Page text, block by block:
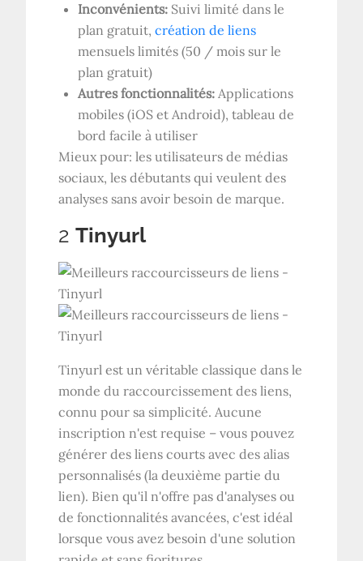
Inconvénients: Suivi limité dans le
plan gratuit,création de liens
mensuels limités (50 / mois sur le
plan gratuit)
Autres fonctionnalités: Applications
mobiles (iOS et Android), tableau de
bord facile à utiliser
Mieux pour: les utilisateurs de médias
sociaux, les débutants qui veulent des
analyses sans avoir besoin de marque.
2Tinyurl
Tinyurl est un véritable classique dans le
monde du raccourcissement des liens,
connu pour sa simplicité. Aucune
inscription n'est requise – vous pouvez
générer des liens courts avec des alias
personnalisés (la deuxième partie du
lien). Bien qu'il n'offre pas d'analyses ou
de fonctionnalités avancées, c'est idéal
lorsque vous avez besoin d'une solution